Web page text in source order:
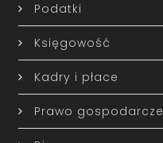
Podatki
Księgowość
Kadry i płace
Prawo gospodarcze